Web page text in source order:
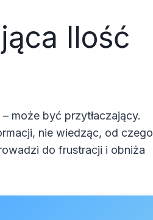
Ilość
może być przytłaczający.
nie wiedząc, od czego
do frustracji i obniża